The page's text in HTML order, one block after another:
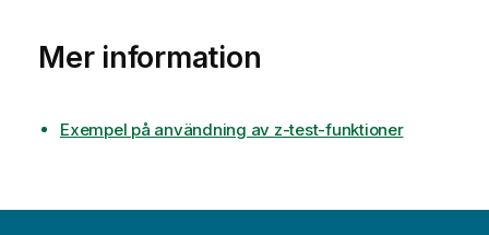
Mer information
Exempel på användning av z-test-funktioner